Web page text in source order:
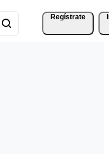
Regístrate